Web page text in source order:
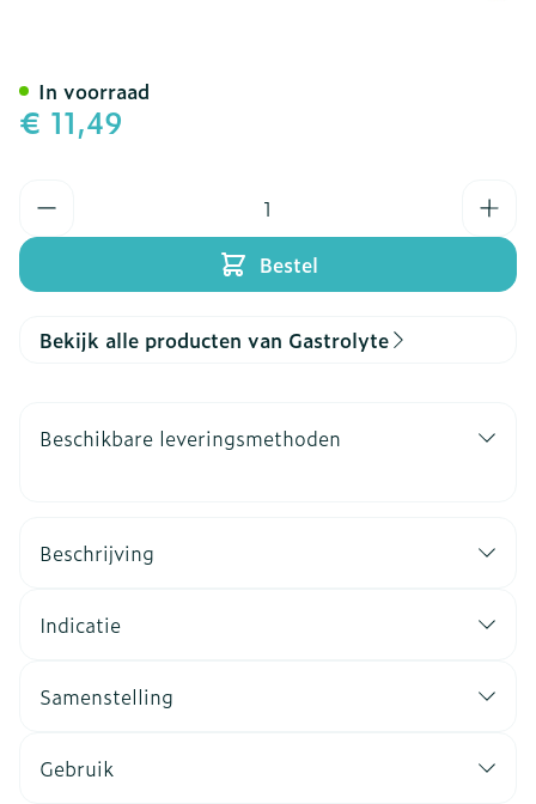
€ 11,49
Bestel
In voorraad
Bekijk alle producten van Gastrolyte
Beschikbare leveringsmethoden
Beschrijving
Indicatie
Samenstelling
Gebruik